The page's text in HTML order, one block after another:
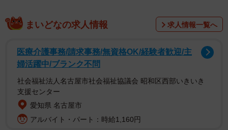
発見した場所の管理者や行政機関に相談しましょう（今回
連絡がつかなかったため、警察に連絡。警察の方から『即
回収に向かう』との連絡が来たそうです）。
まいどなの求人情報 求人情報一覧へ
医療介護事務/請求事務/無資格OK/経験者歓迎/主
婦活躍中/ブランク不問
社会福祉法人名古屋市社会福祉協議会 昭和区西部いきいき
支援センター
愛知県 名古屋市
アルバイト・パート：時給1,160円